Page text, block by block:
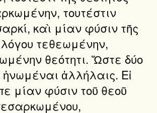
τουτέστιν
καὶ μίαν φύσιν τῆς
τεθεωμένην,
θεότητι. Ὥστε δύο
ἡνωμέναι ἀλλήλαις. Εἰ
μίαν φύσιν τοῦ θεοῦ